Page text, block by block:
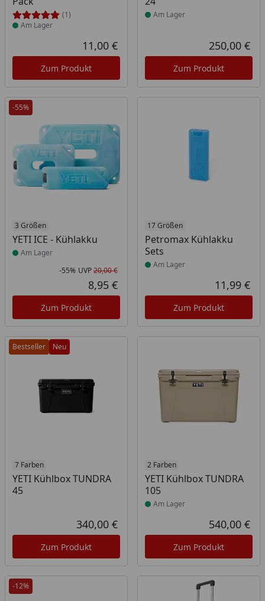
(1)
Am Lager
Aktueller Preis
11,00 €
Zum Produkt
Am Lager
250,00 €
Zum Produkt
-55%
3 Größen
YETI ICE - Kühlakku
Produkt am Lager
Am Lager
Rabatt in Prozent
-55%
Ursprünglicher Preis
UVP20,00 €
Aktueller Preis
8,95 €
Zum Produkt
17 Größen
Petromax Kühlakku
Sets
Produkt am Lager
Am Lager
11,99 €
Zum Produkt
Bestseller Neu
7 Farben
YETI Kühlbox TUNDRA
45
Aktueller Preis
340,00 €
Zum Produkt
2 Farben
YETI Kühlbox TUNDRA
105
Produkt am Lager
Am Lager
540,00 €
Zum Produkt
-12%